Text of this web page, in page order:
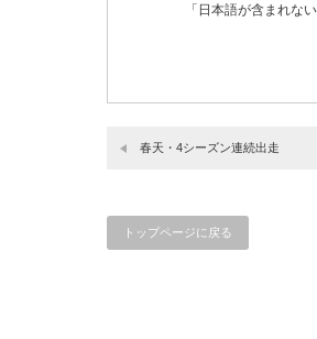
「日本語が含まれな
春天・4シーズン連続出走
トップページに戻る